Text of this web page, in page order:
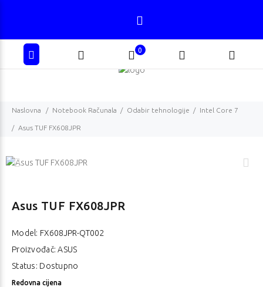
0
Naslovna Notebook Računala Odabir tehnologije Intel Core 7
Asus TUF FX608JPR
Asus TUF FX608JPR
Model: FX608JPR-QT002
Proizvođač: ASUS
Status: Dostupno
Redovna cijena